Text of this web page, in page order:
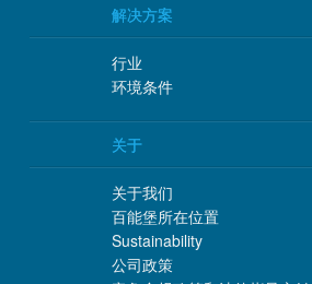
解决方案
行业
环境条件
关于
关于我们
百能堡所在位置
Sustainability
公司政策